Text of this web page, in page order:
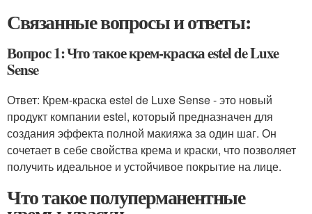
Связанные вопросы и ответы:
Вопрос 1: Что такое крем-краска estel de Luxe
Sense
Ответ: Крем-краска estel de Luxe Sense - это новый
продукт компании estel, который предназначен для
создания эффекта полной макияжа за один шаг. Он
сочетает в себе свойства крема и краски, что позволяет
получить идеальное и устойчивое покрытие на лице.
Что такое полуперманентные